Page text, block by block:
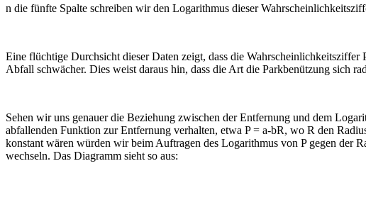
n die fünfte Spalte schreiben wir den Logarithmus dieser
Eine flüchtige Durchsicht dieser Daten zeigt, dass die
Abfall schwächer. Dies weist daraus hin, dass die Art die Parkbenützung sich
Sehen wir uns genauer die Beziehung zwischen der Entfernung und dem
abfallenden Funktion zur Entfernung verhalten, etwa P = a-bR, wo R den
konstant wären würden wir beim Auftragen des Logarithmus von P gegen der
wechseln. Das Diagramm sieht so aus: